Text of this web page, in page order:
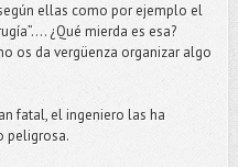
ellas como por ejemplo el
¿Qué mierda es esa?
os da vergüenza organizar algo
fatal, el ingeniero las ha
peligrosa.